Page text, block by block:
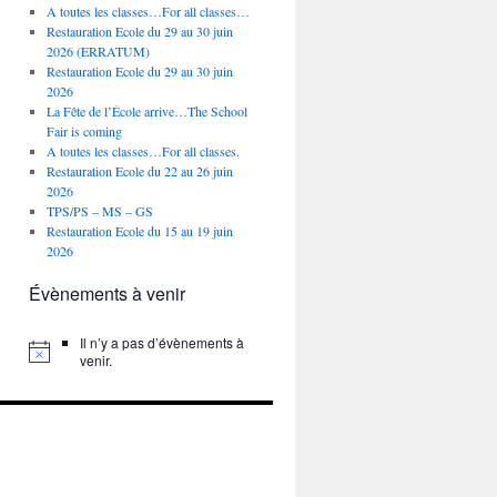
A toutes les classes…For all classes…
Restauration Ecole du 29 au 30 juin
2026 (ERRATUM)
Restauration Ecole du 29 au 30 juin
2026
La Fête de l’École arrive…The School
Fair is coming
A toutes les classes…For all classes.
Restauration Ecole du 22 au 26 juin
2026
TPS/PS – MS – GS
Restauration Ecole du 15 au 19 juin
2026
Évènements à venir
Il n’y a pas d’évènements à
venir.